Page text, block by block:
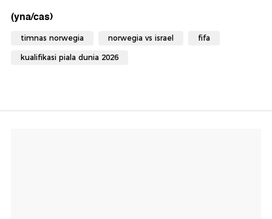
(yna/cas)
timnas norwegia norwegia vs israel fifa
kualifikasi piala dunia 2026